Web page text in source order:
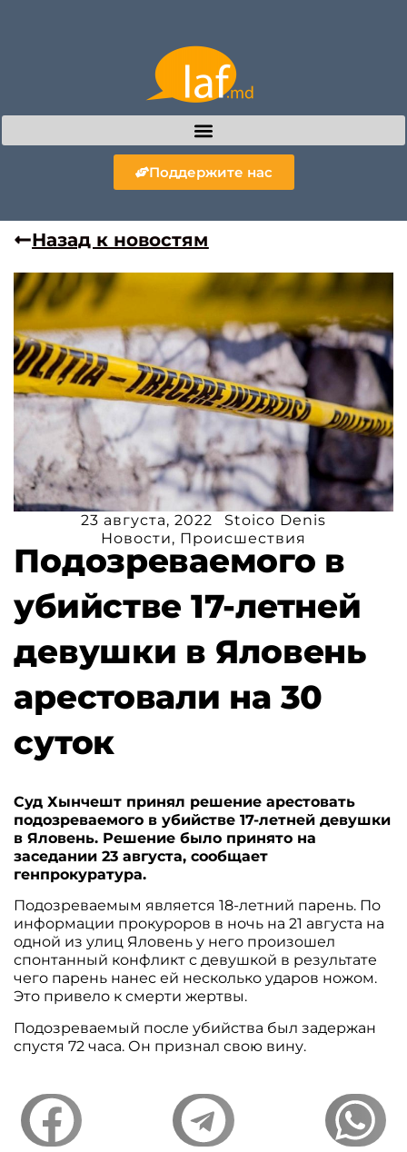
Поддержите нас
Назад к новостям
23 августа, 2022
Stoico Denis
Новости, Происшествия
Подозреваемого в
убийстве 17-летней
девушки в Яловень
арестовали на 30
суток
Суд Хынчешт принял решение арестовать
подозреваемого в убийстве 17-летней девушки
в Яловень. Решение было принято на
заседании 23 августа, сообщает
генпрокуратура.
Подозреваемым является 18-летний парень. По
информации прокуроров в ночь на 21 августа на
одной из улиц Яловень у него произошел
спонтанный конфликт с девушкой в результате
чего парень нанес ей несколько ударов ножом.
Это привело к смерти жертвы.
Подозреваемый после убийства был задержан
спустя 72 часа. Он признал свою вину.